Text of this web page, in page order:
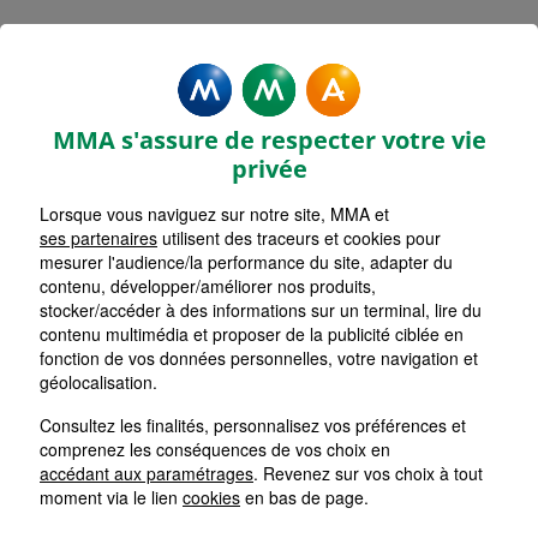
Assurance Occitanie Assurance Lot (46)
MMA s'assure de respecter votre vie
privée
Lorsque vous naviguez sur notre site, MMA et
ses partenaires utilisent des traceurs et cookies pour
mesurer l'audience/la performance du site, adapter du
contenu, développer/améliorer nos produits,
stocker/accéder à des informations sur un terminal, lire du
contenu multimédia et proposer de la publicité ciblée en
fonction de vos données personnelles, votre navigation et
géolocalisation.
Consultez les finalités, personnalisez vos préférences et
comprenez les conséquences de vos choix en
accédant aux paramétrages. Revenez sur vos choix à tout
moment via le lien cookies en bas de page.